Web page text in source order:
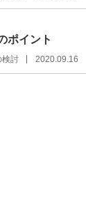
ポイント
検討 2020.09.16